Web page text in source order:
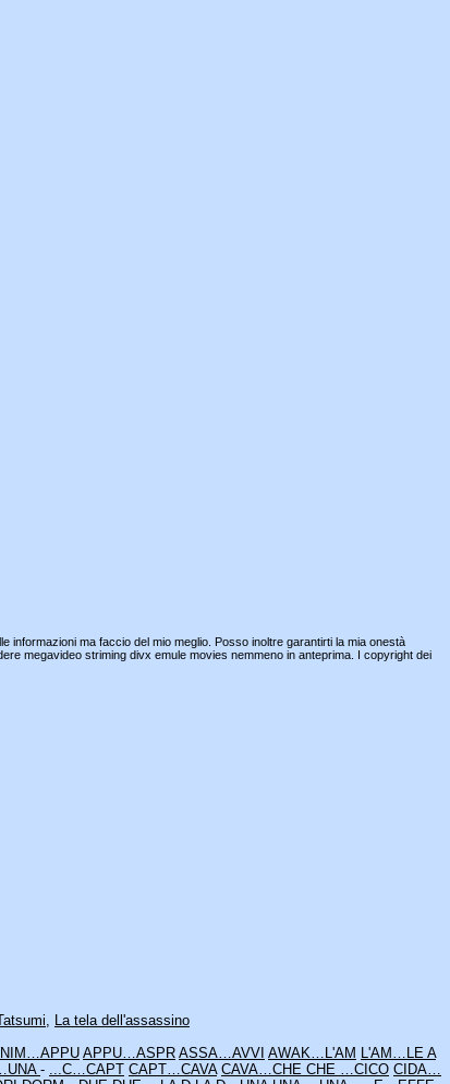
informazioni ma faccio del mio meglio. Posso inoltre garantirti la mia onestà
megavideo striming divx emule movies nemmeno in anteprima. I copyright dei
, La tela dell'assassino
APPU…ASPR ASSA…AVVI AWAK…L'AM L'AM…LE A
- ...C…CAPT CAPT…CAVA CAVA…CHE CHE …CICO CIDA…